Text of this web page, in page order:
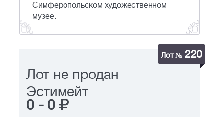
Симферопольском художественном
музее.
Лот № 220
Лот не продан
Эстимейт
0 - 0